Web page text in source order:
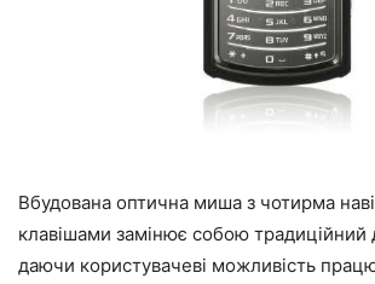
Вбудована оптична миша з чотирма
клавішами замінює собою традиційний
даючи користувачеві можливість